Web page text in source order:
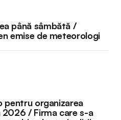
până sâmbătă /
emise de meteorologi
pentru organizarea
2026 / Firma care s-a